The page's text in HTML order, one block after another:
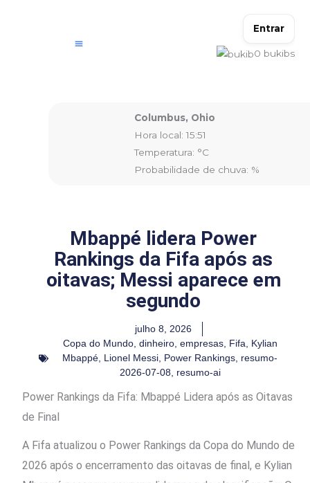
Entrar
0 bukibs
Columbus, Ohio
Hora local: 15:51
Temperatura: °C
Probabilidade de chuva: %
Mbappé lidera Power
Rankings da Fifa após as
oitavas; Messi aparece em
segundo
julho 8, 2026
Copa do Mundo, dinheiro, empresas, Fifa, Kylian
Mbappé, Lionel Messi, Power Rankings, resumo-
2026-07-08, resumo-ai
Power Rankings da Fifa: Mbappé Lidera após as Oitavas
de Final
A Fifa atualizou o Power Rankings da Copa do Mundo de
2026 após o encerramento das oitavas de final, e Kylian